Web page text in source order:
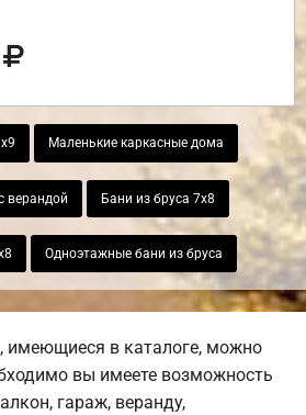
Маленькие каркасные дома
верандой Бани из бруса 7х8
Одноэтажные бани из бруса
имеющиеся в каталоге, можно
вы имеете возможность
гараж, веранду,